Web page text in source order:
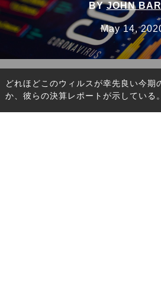
BYJOHN
May 14,
どれほどこのウィルスが幸先良い今期
か、彼らの決算レポートが示している。
Golf News ゴルフニュース
REVIEWS 製品レビュー
FAIRWAY WOODS フェアウェイウ
HYBRIDS ハイブリッド